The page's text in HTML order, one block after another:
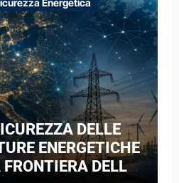
Energetica
DELLE
ENERGETICHE
DELLA